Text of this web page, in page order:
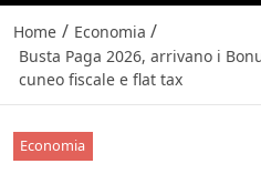
Home / Economia /
Busta Paga 2026, arrivano i
cuneo fiscale e flat tax
Economia